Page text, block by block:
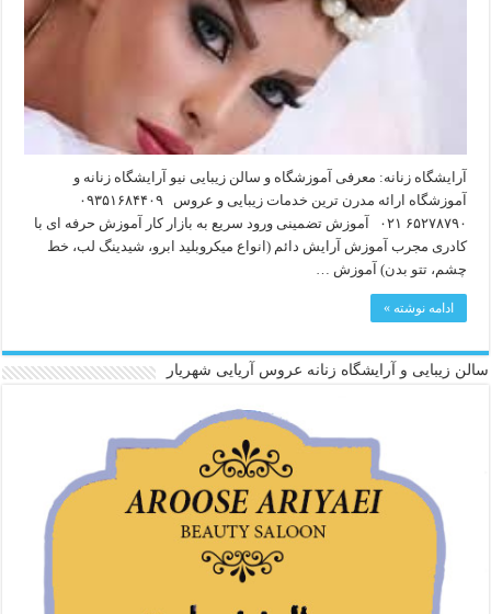
آرایشگاه زنانه: معرفی آموزشگاه و سالن زیبایی نیو آرایشگاه زنانه و
آموزشگاه ارائه مدرن ترین خدمات زیبایی و عروس ۰۹۳۵۱۶۸۴۴۰۹
۶۵۲۷۸۷۹۰ ۰۲۱ آموزش تضمینی ورود سریع به بازار کار آموزش حرفه ای با
کادری مجرب آموزش آرایش دائم (انواع میکروبلید ابرو، شیدینگ لب، خط
چشم، تتو بدن) آموزش …
ادامه نوشته »
سالن زیبایی و آرایشگاه زنانه عروس آریایی شهریار